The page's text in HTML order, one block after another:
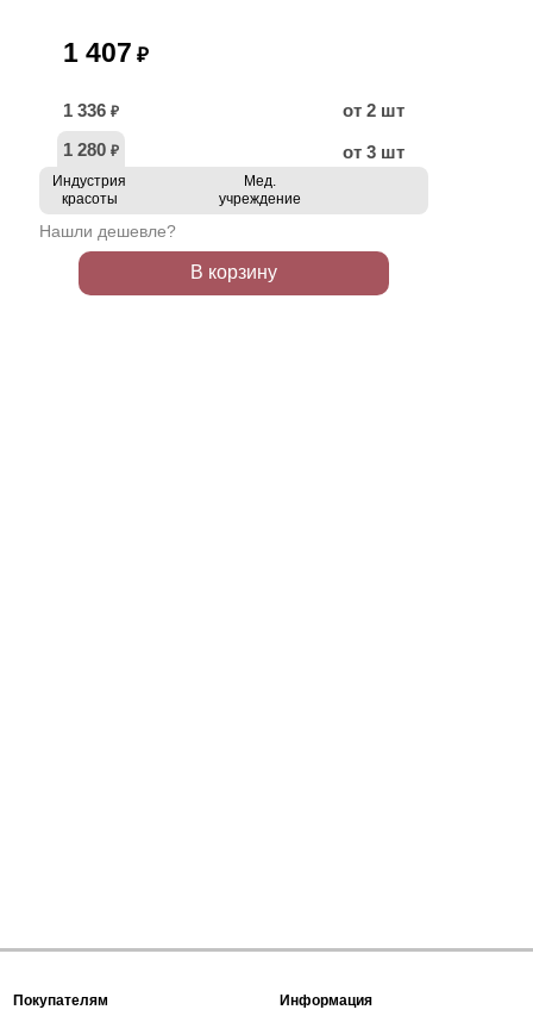
1 407 ₽
1 336 ₽
от 2 шт
1 280 ₽ от 3 шт
Индустрия
красоты
Мед.
учреждение
Нашли дешевле?
В корзину
Покупателям Информация